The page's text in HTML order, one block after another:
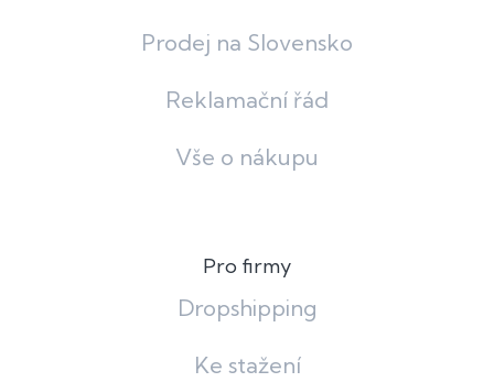
Prodej na Slovensko
Reklamační řád
Vše o nákupu
Pro firmy
Dropshipping
Ke stažení